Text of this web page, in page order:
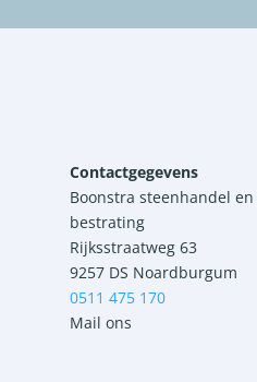
Contactgegevens
Boonstra steenhandel en
bestrating
Rijksstraatweg 63
9257 DS Noardburgum
0511 475 170
Mail ons